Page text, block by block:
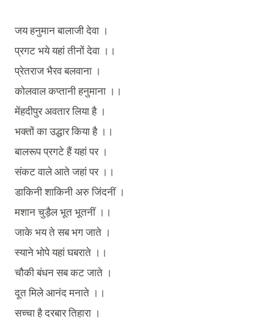
जयहनुमानबालाजीदेवा ।
प्रगटभयेयहांतीनोंदेवा ।।
प्रेतराजभैरवबलवाना ।
कोलवालकप्तानीहनुमाना ।।
मेंहदीपुरअवतारलियाहै ।
भक्तोंकाउद्धारकियाहै ।।
बालरूपप्रगटेहैंयहांपर ।
संकटवालेआतेजहांपर ।।
डाकिनीशाकिनीअरुजिंदनीं ।
मशानचुड़ैलभूतभूतनीं ।।
जाकेभयतेसबभगजाते ।
स्यानेभोपेयहांघबराते ।।
चौकीबंधनसबकटजाते ।
दूतमिलेआनंदमनाते ।।
सच्चाहैदरबारतिहारा ।